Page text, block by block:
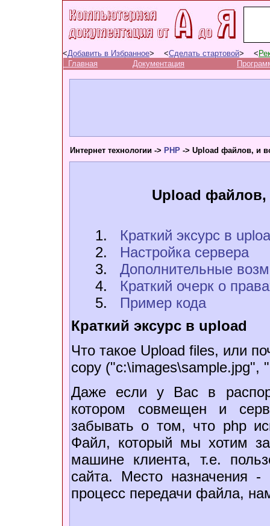
<Добавить в Избранное> <Сделать стартовой> <
Главная
Документация
Интернет технологии -> PHP -> Upload файлов, и
Upload файлов,
1. Краткий эксурс в
2. Настройка сервера
3. Дополнительные
4. Краткий очерк о
5. Пример кода
Краткий эксурс в upload
Что такое Upload files, или
copy ("c:\images\sample.jpg",
Даже если у Вас в
котором совмещен и
забывать о том, что php
Файл, который мы хотим
машине клиента, т.е.
сайта. Место назначения
процесс передачи файла,